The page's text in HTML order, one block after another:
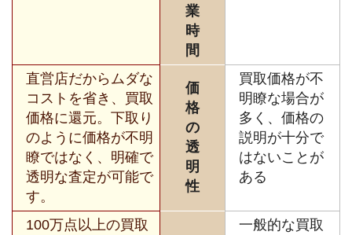
業
時
間
直営店だからムダな
コストを省き、買取
価格に還元。下取り
のように価格が不明
瞭ではなく、明確で
透明な査定が可能で
す。
価
格
の
透
明
性
買取価格が不
明瞭な場合が
多く、価格の
説明が十分で
はないことが
ある
100万点以上の買取
一般的な買取